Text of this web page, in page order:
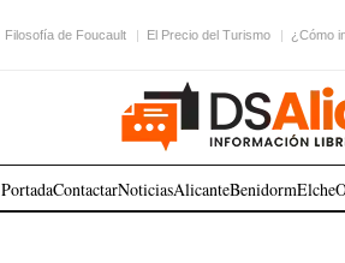
Filosofía de Foucault El Precio del Turismo ¿Cómo
PortadaContactarNoticiasAlicanteBenidormElche